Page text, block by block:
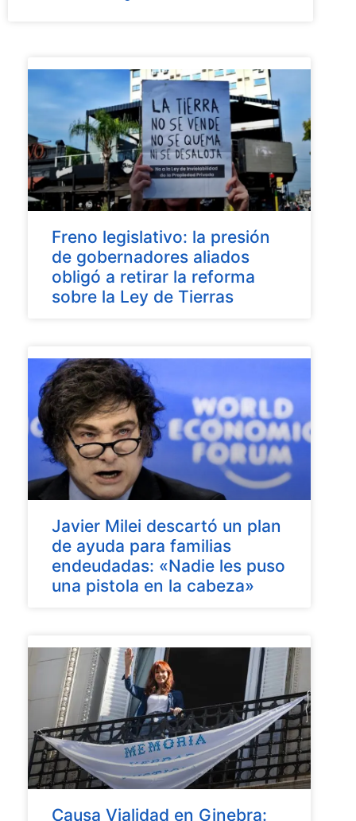
Freno legislativo: la presión
de gobernadores aliados
obligó a retirar la reforma
sobre la Ley de Tierras
Javier Milei descartó un plan
de ayuda para familias
endeudadas: «Nadie les puso
una pistola en la cabeza»
Causa Vialidad en Ginebra: